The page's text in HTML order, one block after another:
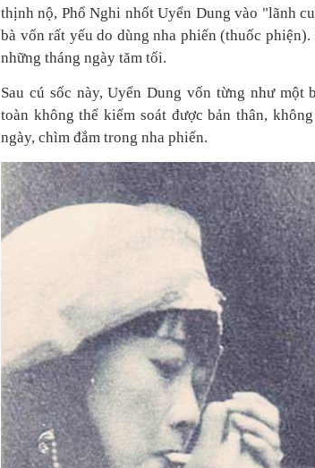
thịnh nộ, Phổ Nghi nhốt Uyển Dung vào "lãnh
bà vốn rất yếu do dùng nha phiến (thuốc
những tháng ngày tăm tối.
Sau cú sốc này, Uyển Dung vốn từng như một
toàn không thể kiểm soát được bản thân,
ngày, chìm đắm trong nha phiến.